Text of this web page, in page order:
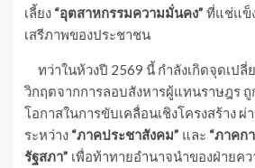
เลี้ยง “อุตสาหกรรมความมั่นคง” ที่แช่แข็
เสรีภาพของประชาชน
ทว่าในห้วงปี 2569 นี้ กำลังเกิดจุดเปลี่
วิกฤตจากการลอบสังหารผู้แทนราษฎร
โอกาสในการขับเคลื่อนเชิงโครงสร้าง ผ่
ระหว่าง “ภาคประชาสังคม” และ “ภาคก
รัฐสภา” เพื่อท้าทายอำนาจนำของฝ่ายค